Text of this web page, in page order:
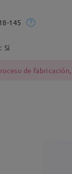
145
Sí
de